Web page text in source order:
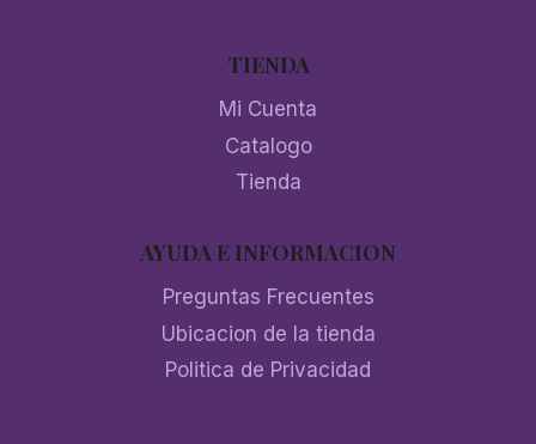
TIENDA
Mi Cuenta
Catalogo
Tienda
AYUDA E INFORMACION
Preguntas Frecuentes
Ubicacion de la tienda
Politica de Privacidad